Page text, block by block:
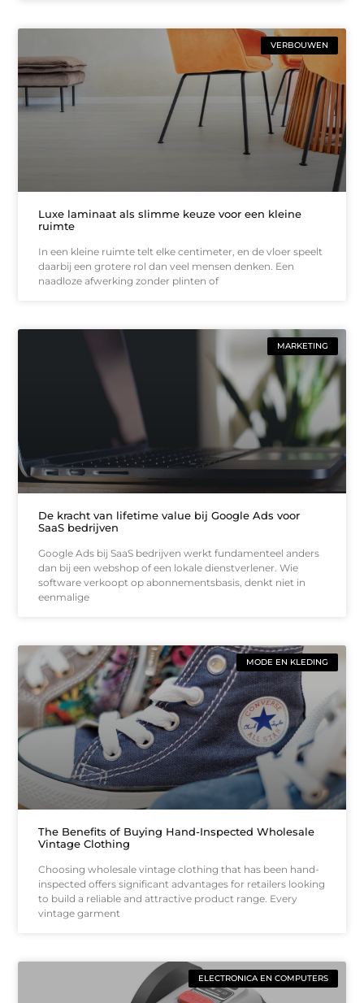
VERBOUWEN
Luxe laminaat als slimme keuze voor een kleine
ruimte
In een kleine ruimte telt elke centimeter, en de vloer speelt
daarbij een grotere rol dan veel mensen denken. Een
naadloze afwerking zonder plinten of
MARKETING
De kracht van lifetime value bij Google Ads voor
SaaS bedrijven
Google Ads bij SaaS bedrijven werkt fundamenteel anders
dan bij een webshop of een lokale dienstverlener. Wie
software verkoopt op abonnementsbasis, denkt niet in
eenmalige
MODE EN KLEDING
The Benefits of Buying Hand-Inspected Wholesale
Vintage Clothing
Choosing wholesale vintage clothing that has been hand-
inspected offers significant advantages for retailers looking
to build a reliable and attractive product range. Every
vintage garment
ELECTRONICA EN COMPUTERS